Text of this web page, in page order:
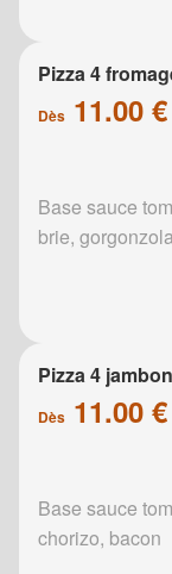
Pizza 4
Dès 11.00 €
Base sauce
brie,
Pizza 4
Dès 11.00 €
Base sauce
chorizo, bacon